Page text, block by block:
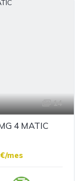
14
4 MATIC
mes